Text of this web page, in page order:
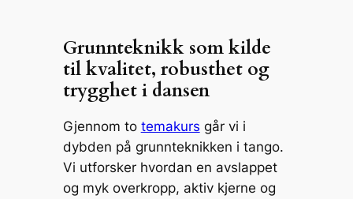
Grunnteknikk som kilde
til kvalitet, robusthet og
trygghet i dansen
Gjennom to temakurs går vi i
dybden på grunnteknikken i tango.
Vi utforsker hvordan en avslappet
og myk overkropp, aktiv kjerne og